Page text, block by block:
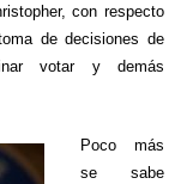
con respecto
de decisiones de
votar y demás
Poco más
se sabe